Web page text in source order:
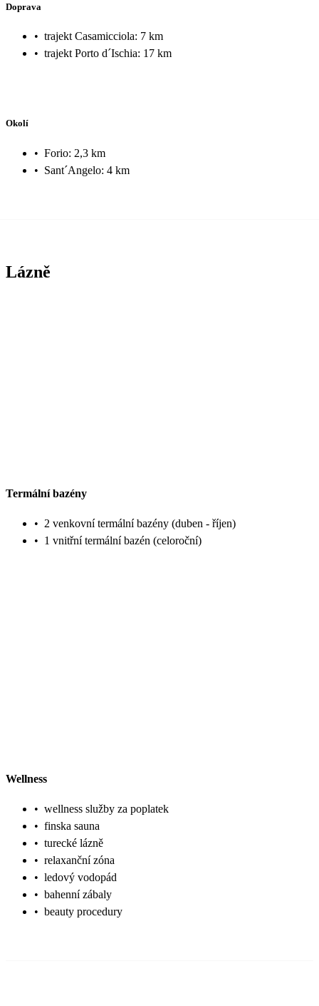
Doprava
• trajekt Casamicciola: 7 km
• trajekt Porto d´Ischia: 17 km
Okolí
• Forio: 2,3 km
• Sant´Angelo: 4 km
Lázně
Termální bazény
• 2 venkovní termální bazény (duben - říjen)
• 1 vnitřní termální bazén (celoroční)
Wellness
• wellness služby za poplatek
• finska sauna
• turecké lázně
• relaxanční zóna
• ledový vodopád
• bahenní zábaly
• beauty procedury